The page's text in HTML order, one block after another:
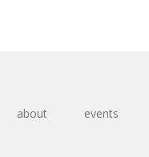
about events